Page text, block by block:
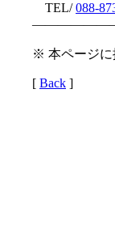
TEL/088-
※ 本ページに
[ Back ]